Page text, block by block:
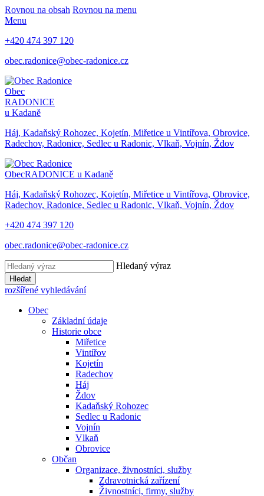
Rovnou na obsah Rovnou na menu
Menu
+420 474 397 120
obec.radonice@obec-radonice.cz
Obec
RADONICE
u Kadaně
Háj, Kadaňský Rohozec, Kojetín, Miřetice u Vintířova, Obrovice,
Radechov, Radonice, Sedlec u Radonic, Vlkaň, Vojnín, Ždov
ObecRADONICE u Kadaně
Háj, Kadaňský Rohozec, Kojetín, Miřetice u Vintířova, Obrovice,
Radechov, Radonice, Sedlec u Radonic, Vlkaň, Vojnín, Ždov
+420 474 397 120
obec.radonice@obec-radonice.cz
Hledaný výraz
Hledat
rozšířené vyhledávání
Obec
Základní údaje
Historie obce
Miřetice
Vintířov
Kojetín
Radechov
Háj
Ždov
Kadaňský Rohozec
Sedlec u Radonic
Vojnín
Vlkaň
Obrovice
Občan
Organizace, živnostníci, služby
Zdravotnická zařízení
Živnostníci, firmy, služby